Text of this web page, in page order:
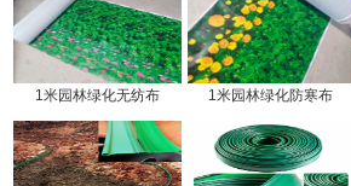
1米园林绿化无纺布 1米园林绿化防寒布